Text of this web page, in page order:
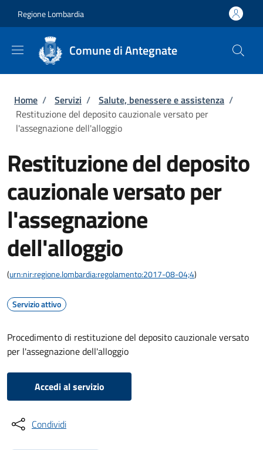
Regione Lombardia
Comune di Antegnate
Briciole di pane
Home / Servizi / Salute, benessere e assistenza /
Restituzione del deposito cauzionale versato per
l'assegnazione dell'alloggio
Restituzione del deposito
cauzionale versato per
l'assegnazione
dell'alloggio
(urn:nir:regione.lombardia:regolamento:2017-08-04;4)
Servizio attivo
Procedimento di restituzione del deposito cauzionale versato
per l'assegnazione dell'alloggio
Accedi al servizio
Condividi